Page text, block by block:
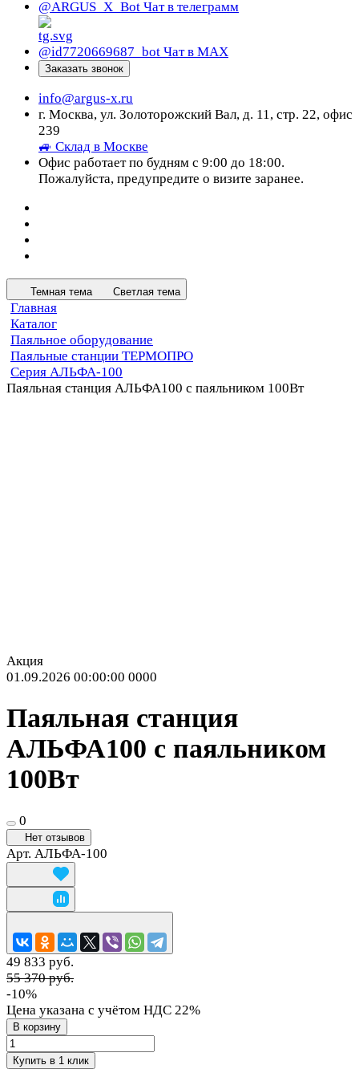
@ARGUS_X_Bot Чат в телеграмм
@id7720669687_bot Чат в МАХ
Заказать звонок
info@argus-x.ru
г. Москва, ул. Золоторожский Вал, д. 11, стр. 22, офис
239
🚙 Склад в Москве
Офис работает по будням с 9:00 до 18:00.
Пожалуйста, предупредите о визите заранее.
Темная тема Светлая тема
Главная
Каталог
Паяльное оборудование
Паяльные станции ТЕРМОПРО
Серия АЛЬФА-100
Паяльная станция АЛЬФА100 с паяльником 100Вт
Акция
01.09.2026 00:00:00 0000
Паяльная станция
АЛЬФА100 с паяльником
100Вт
0
Нет отзывов
Арт. АЛЬФА-100
49 833 руб.
55 370 руб.
-10%
Цена указана с учётом НДС 22%
В корзину
Купить в 1 клик